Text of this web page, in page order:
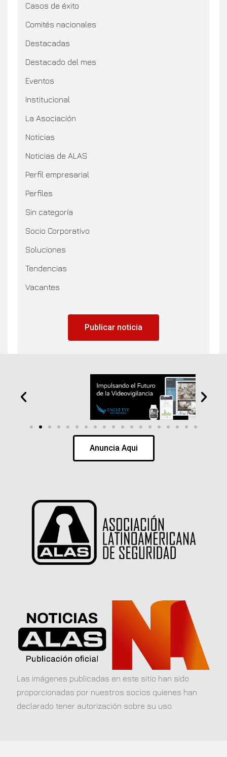
Casos de éxito
Comités nacionales
Destacadas
Destacado del mes
Eventos
Institucional
La Asociación
Noticias
Noticias de ALAS
Perfil empresarial
Perfiles
Sin categoría
Socio Corporativo
Soluciones
Tendencias
Vacantes
Publicar noticia
Anuncia Aqui
Las imágenes publicadas en este sitio han sido
proporcionadas por nuestros socios quienes han
declarado tener autorización sobre su uso.